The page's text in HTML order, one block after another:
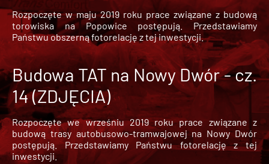
Rozpoczęte w maju 2019 roku prace związane z budową
torowiska na Popowice
postępują. Przedstawiamy
Państwu obszerną fotorelację z tej inwestycji.
Budowa TAT na Nowy Dwór - cz.
14 (ZDJĘCIA)
Rozpoczęte we wrześniu 2019 roku prace związane z
budową trasy autobusowo-tramwajowej na Nowy Dwór
postępują. Przedstawiamy Państwu fotorelację z tej
inwestycji.